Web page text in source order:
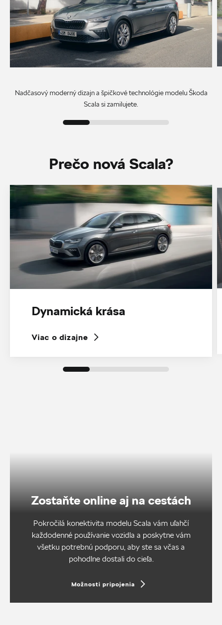
Nadčasový moderný dizajn a špičkové technológie modelu Škoda
Scala si zamilujete.
Prečo nová Scala?
Dynamická krása
Viac o dizajne
Zostaňte online aj na cestách
Pokročilá konektivita modelu Scala vám uľahčí
každodenné používanie vozidla a poskytne vám
všetku potrebnú podporu, aby ste sa včas a
pohodlne dostali do cieľa.
Možnosti pripojenia